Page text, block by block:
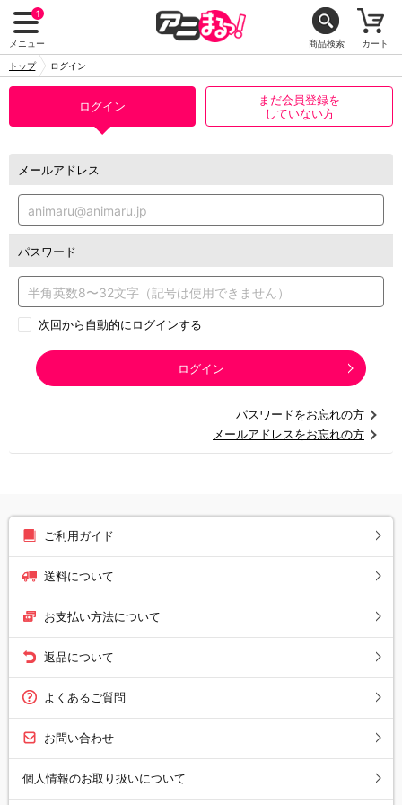
1
メニュー 商品検索 カート
トップ ログイン
ログイン
まだ会員登録を
していない方
メールアドレス
パスワード
次回から自動的にログインする
ログイン
パスワードをお忘れの方
メールアドレスをお忘れの方
ご利用ガイド
送料について
お支払い方法について
返品について
よくあるご質問
お問い合わせ
個人情報のお取り扱いについて